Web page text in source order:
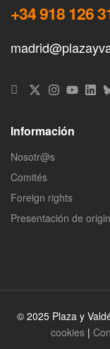
+34 918 126
Información
Nosotr@s
Comités
Foreign rights
Presentación de
© 2025 Plaza y
cookies |